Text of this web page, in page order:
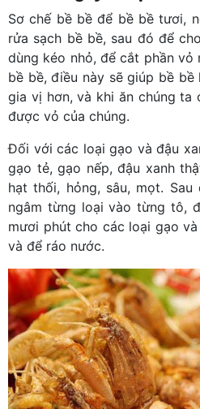
Sơ chế bề bề để bề bề tươi,
rửa sạch bề bề, sau đó để
dùng kéo nhỏ, để cắt phần vỏ
bề bề, điều này sẽ giúp bề
gia vị hơn, và khi ăn chúng ta
được vỏ của chúng.
Đối với các loại gạo và đậu
gạo tẻ, gạo nếp, đậu xanh
hạt thối, hỏng, sâu, mọt.
ngâm từng loại vào từng tô,
mươi phút cho các loại gạo
và để ráo nước.